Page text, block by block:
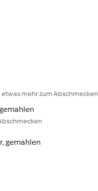
etwas mehr zum Abschmecken
gemahlen